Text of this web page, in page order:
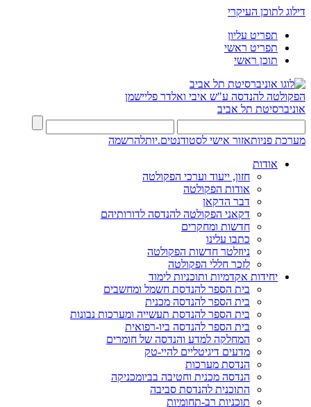
דילוג לתוכן העיקרי
תפריט עליון
תפריט ראשי
תוכן ראשי
הפקולטה להנדסה ע"ש איבי ואלדר פליישמן
אוניברסיטת תל אביב
מערכת פניותאזור אישי לסטודנטים.יותלהרשמה
אודות
חזון, ייעוד וערכי הפקולטה
אודות הפקולטה
דבר הדקאן
דקאני הפקולטה להנדסה לדורותיהם
חדשות ומחקרים
כתבו עלינו
ניוזלטר חדשות הפקולטה
לזכר חללי הפקולטה
יחידות אקדמיות ותוכניות לימוד
בית הספר להנדסת חשמל ומחשבים
בית הספר להנדסה מכנית
בית הספר להנדסת תעשייה ומערכות נבונות
בית הספר להנדסה ביו-רפואית
המחלקה למדע והנדסה של חומרים
מדעים דיגיטליים להיי-טק
הנדסת מערכות
הנדסה מכנית וחטיבה בביומכניקה
התוכנית להנדסת סביבה
תוכניות רב-תחומיות